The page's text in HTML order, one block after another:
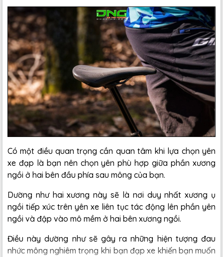
Có một điều quan trọng cần quan tâm khi lựa chọn yên
xe đạp là bạn nên chọn yên phù hợp giữa phần xương
ngồi ở hai bên đầu phía sau mông của bạn.
Dường như hai xương này sẽ là nơi duy nhất xương ụ
ngồi tiếp xúc trên yên xe liên tục tác động lên phần yên
ngồi và đập vào mô mềm ở hai bên xương ngồi.
Điều này dường như sẽ gây ra những hiện tượng đau
nhức mông nghiêm trọng khi bạn đạp xe khiến bạn muốn